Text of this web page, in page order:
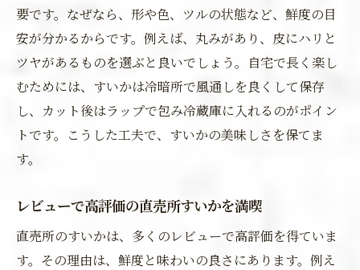
要です。なぜなら、形や色、ツルの状態など、鮮度の目
安が分かるからです。例えば、丸みがあり、皮にハリと
ツヤがあるものを選ぶと良いでしょう。自宅で長く楽し
むためには、すいかは冷暗所で風通しを良くして保存
し、カット後はラップで包み冷蔵庫に入れるのがポイン
トです。こうした工夫で、すいかの美味しさを保てま
す。
レビューで高評価の直売所すいかを満喫
直売所のすいかは、多くのレビューで高評価を得ていま
す。その理由は、鮮度と味わいの良さにあります。例え